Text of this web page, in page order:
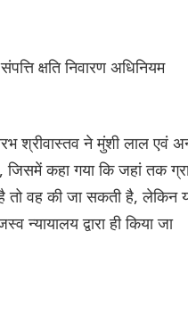
क्षति निवारण अधिनियम
श्रीवास्तव ने मुंशी लाल एवं
जिसमें कहा गया कि जहां तक
तो वह की जा सकती है, लेकिन
न्यायालय द्वारा ही किया जा